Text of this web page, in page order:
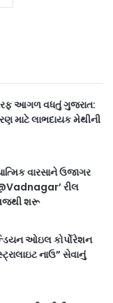
આગળ વધતું ગુજરાત:
માટે લાભદાયક મેથીની
વારસાને ઉજાગર
રીલ
આજથી શરૂ
ઓઇલ કોર્પોરેશન
નાઉ” સેવાનું